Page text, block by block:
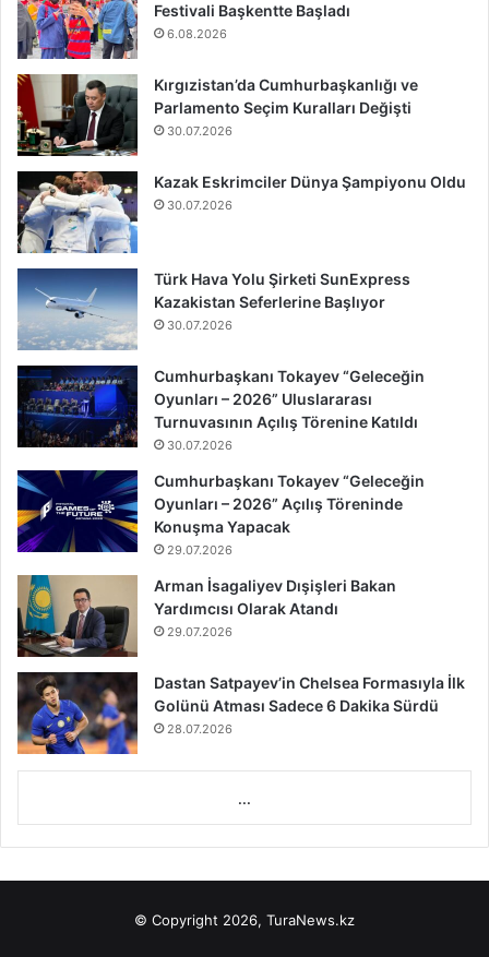
Festivali Başkentte Başladı
6.08.2026
Kırgızistan’da Cumhurbaşkanlığı ve
Parlamento Seçim Kuralları Değişti
30.07.2026
Kazak Eskrimciler Dünya Şampiyonu Oldu
30.07.2026
Türk Hava Yolu Şirketi SunExpress
Kazakistan Seferlerine Başlıyor
30.07.2026
Cumhurbaşkanı Tokayev “Geleceğin
Oyunları – 2026” Uluslararası
Turnuvasının Açılış Törenine Katıldı
30.07.2026
Cumhurbaşkanı Tokayev “Geleceğin
Oyunları – 2026” Açılış Töreninde
Konuşma Yapacak
29.07.2026
Arman İsagaliyev Dışişleri Bakan
Yardımcısı Olarak Atandı
29.07.2026
Dastan Satpayev’in Chelsea Formasıyla İlk
Golünü Atması Sadece 6 Dakika Sürdü
28.07.2026
...
© Copyright 2026, TuraNews.kz